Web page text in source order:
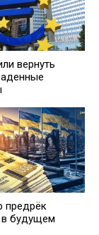
вернуть
предрёк
в будущем